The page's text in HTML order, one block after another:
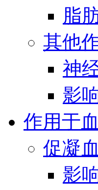
脂
其他
神
影
作用于
促凝
影